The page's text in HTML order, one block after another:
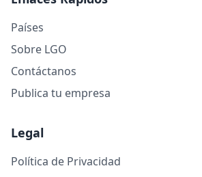
Países
Sobre LGO
Contáctanos
Publica tu empresa
Legal
Política de Privacidad